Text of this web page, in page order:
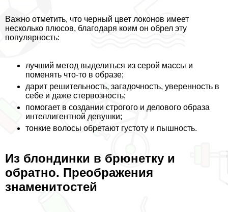
Важно отметить, что черный цвет локонов имеет
несколько плюсов, благодаря коим он обрел эту
популярность:
лучший метод выделиться из серой массы и
поменять что-то в образе;
дарит решительность, загадочность, уверенность в
себе и даже стepвозность;
помогает в создании строгого и делового образа
интеллигентной дeвyшки;
тонкие волосы обретают густоту и пышность.
Из блондинки в брюнетку и
обратно. Преображения
знаменитостей